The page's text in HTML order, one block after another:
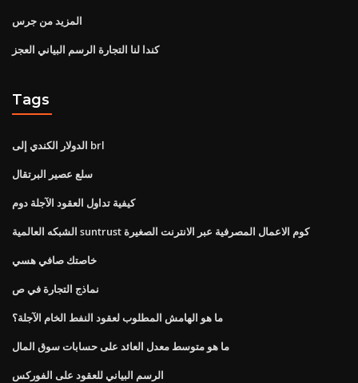
المزيد من جرس
كندا لنا التجارة الرسم البياني العجز
Tags
الدولار الكندي إلى brl
سلع عصير البرتقال
كيفية تداول العقود الآجلة دوم
الشبكه العالمية suntrust كوم الاعمال المصرفية عبر الانترنت الصغيرة
خاصتك صافي هسي
نماذج التجارة في ص
ما هو الهامش المطلوب لعقود النفط الخام الآجلة؟
ما هو متوسط ​​معدل العائد على حسابات سوق المال
الرسم البياني للعقود على الفوركس